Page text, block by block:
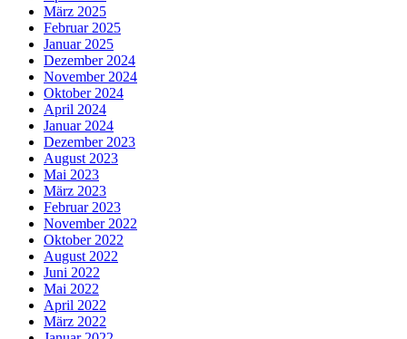
März 2025
Februar 2025
Januar 2025
Dezember 2024
November 2024
Oktober 2024
April 2024
Januar 2024
Dezember 2023
August 2023
Mai 2023
März 2023
Februar 2023
November 2022
Oktober 2022
August 2022
Juni 2022
Mai 2022
April 2022
März 2022